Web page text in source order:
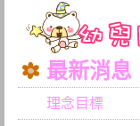
最新消息
理念目標